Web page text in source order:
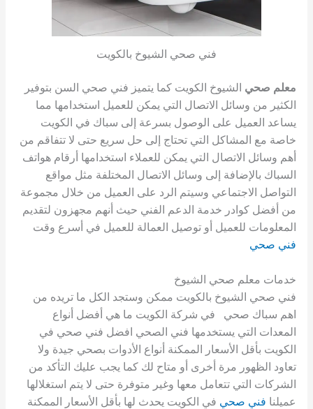
فني صحي الشيوخ بالكويت
معلم صحي الشيوخ الكويت كما يتميز فني صحي السن بتوفير
الكثير من وسائل الاتصال التي يمكن للعميل استخدامها مما
يساعد العميل على الوصول بسرعة إلى سباك في الكويت
خاصة مع المشاكل التي تحتاج إلى حل سريع حتى لا تتفاقم من
أهم وسائل الاتصال التي يمكن للعملاء استخدامها أرقام هواتف
السباك بالإضافة إلى وسائل الاتصال المختلفة مثل مواقع
التواصل الاجتماعي وسيتم الرد على العميل من خلال مجموعة
من أفضل كوادر خدمة الدعم الفني حيث أنهم مجهزون لتقديم
المعلومات للعميل أو توصيل العمالة للعميل في أسرع وقت
فني صحي
خدمات معلم صحي الشيوخ
فني صحي الشيوخ بالكويت ممكن وستجد الكل ما تريده من
اهم سباك صحي في شركة الكويت ما هي أفضل أنواع
المعدات التي يستخدمها فني الصحي افضل فني صحي في
الكويت بأقل الأسعار الممكنة أنواع الأدوات بصحي جيدة ولا
تعاود الظهور مرة أخرى أو متاح لك كما يجب عليك التأكد من
الشركات التي تتعامل معها وغير متوفرة حتى لا يتم استغلالها
عميلنا فني صحي في الكويت يحدث لها بأقل الأسعار الممكنة